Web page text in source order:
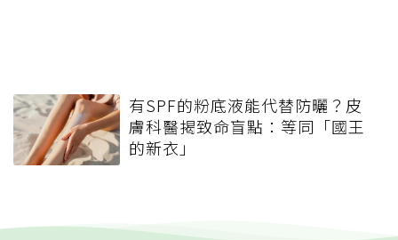
有SPF的粉底液能代替防曬？皮
膚科醫揭致命盲點：等同「國王
的新衣」